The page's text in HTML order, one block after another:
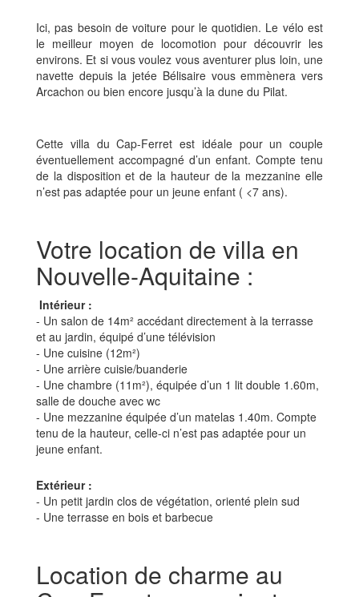
Ici, pas besoin de voiture pour le quotidien. Le vélo est
le meilleur moyen de locomotion pour découvrir les
environs. Et si vous voulez vous aventurer plus loin, une
navette depuis la jetée Bélisaire vous emmènera vers
Arcachon ou bien encore jusqu’à la dune du Pilat.
Cette villa du Cap-Ferret est idéale pour un couple
éventuellement accompagné d’un enfant. Compte tenu
de la disposition et de la hauteur de la mezzanine elle
n’est pas adaptée pour un jeune enfant ( <7 ans).
Votre location de villa en
Nouvelle-Aquitaine :
Intérieur :
- Un salon de 14m² accédant directement à la terrasse
et au jardin, équipé d’une télévision
- Une cuisine (12m²)
- Une arrière cuisie/buanderie
- Une chambre (11m²), équipée d’un 1 lit double 1.60m,
salle de douche avec wc
- Une mezzanine équipée d’un matelas 1.40m. Compte
tenu de la hauteur, celle-ci n’est pas adaptée pour un
jeune enfant.
Extérieur :
- Un petit jardin clos de végétation, orienté plein sud
- Une terrasse en bois et barbecue
Location de charme au